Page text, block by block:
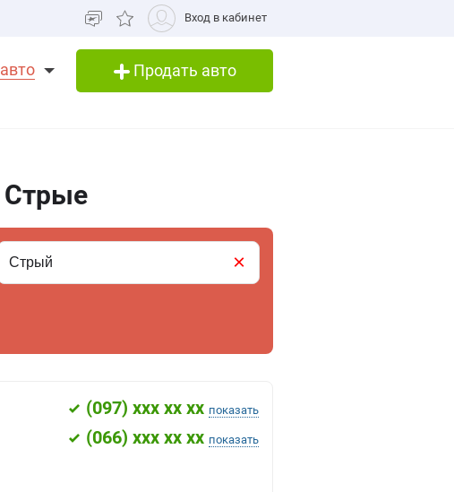
Вход в кабинет
Продать авто
Стрые
×
(097) xxx xx xx показать
(066) xxx xx xx показать